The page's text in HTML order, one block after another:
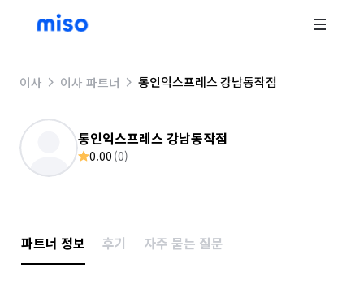
이사 이사 파트너 통인익스프레스 강남동작점
통인익스프레스 강남동작점
0.00 (0)
파트너 정보 후기 자주 묻는 질문